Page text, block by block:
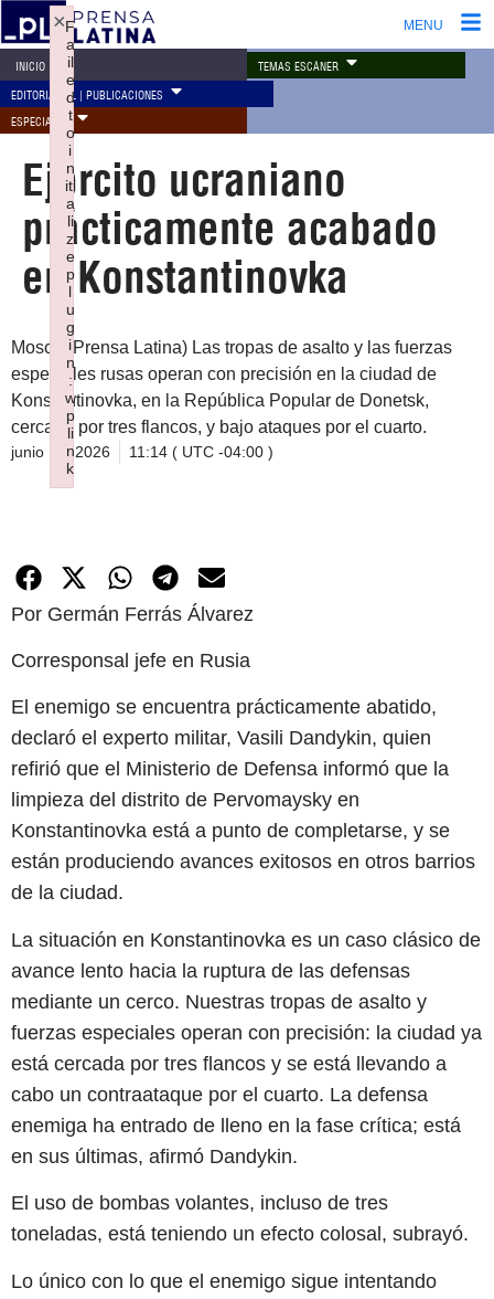
MENU
INICIO TEMAS ESCÁNER
EDITORIAL PL | PUBLICACIONES
ESPECIALES
Ejército ucraniano
prácticamente acabado
en Konstantinovka
Moscú (Prensa Latina) Las tropas de asalto y las fuerzas
especiales rusas operan con precisión en la ciudad de
Konstantinovka, en la República Popular de Donetsk,
cercada por tres flancos, y bajo ataques por el cuarto.
junio 17, 2026 11:14 ( UTC -04:00 )
Por Germán Ferrás Álvarez
Corresponsal jefe en Rusia
El enemigo se encuentra prácticamente abatido,
declaró el experto militar, Vasili Dandykin, quien
refirió que el Ministerio de Defensa informó que la
limpieza del distrito de Pervomaysky en
Konstantinovka está a punto de completarse, y se
están produciendo avances exitosos en otros barrios
de la ciudad.
La situación en Konstantinovka es un caso clásico de
avance lento hacia la ruptura de las defensas
mediante un cerco. Nuestras tropas de asalto y
fuerzas especiales operan con precisión: la ciudad ya
está cercada por tres flancos y se está llevando a
cabo un contraataque por el cuarto. La defensa
enemiga ha entrado de lleno en la fase crítica; está
en sus últimas, afirmó Dandykin.
El uso de bombas volantes, incluso de tres
toneladas, está teniendo un efecto colosal, subrayó.
Lo único con lo que el enemigo sigue intentando
F
a
il
e
d
t
o
i
n
iti
a
li
z
e
p
l
u
g
i
n
:
w
p
li
n
k
×
Failed to initialize plugin: wplink